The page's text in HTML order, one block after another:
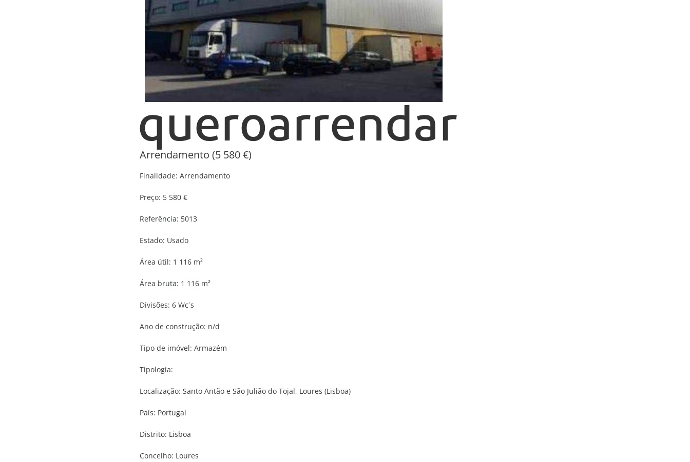
Arrendamento (5 580 €)
Finalidade: Arrendamento
Preço: 5 580 €
Referência: 5013
Estado: Usado
Área útil: 1 116 m²
Área bruta: 1 116 m²
Divisões: 6 Wc´s
Ano de construção: n/d
Tipo de imóvel: Armazém
Tipologia:
Localização: Santo Antão e São Julião do Tojal, Loures (Lisboa)
País: Portugal
Distrito: Lisboa
Concelho: Loures